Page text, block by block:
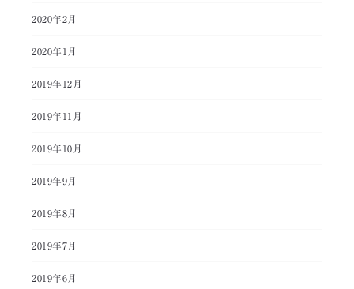
2020年2月
2020年1月
2019年12月
2019年11月
2019年10月
2019年9月
2019年8月
2019年7月
2019年6月